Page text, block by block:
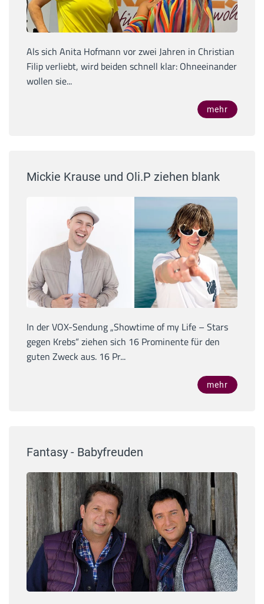
Als sich Anita Hofmann vor zwei Jahren in Christian
Filip verliebt, wird beiden schnell klar: Ohneeinander
wollen sie...
mehr
Mickie Krause und Oli.P ziehen blank
In der VOX-Sendung „Showtime of my Life – Stars
gegen Krebs“ ziehen sich 16 Prominente für den
guten Zweck aus. 16 Pr...
mehr
Fantasy - Babyfreuden